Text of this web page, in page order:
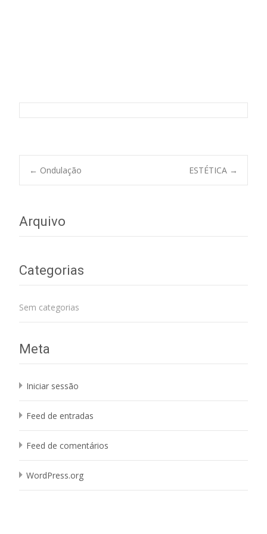
Post
← Ondulação ESTÉTICA →
Arquivo
Categorias
Sem categorias
Meta
Iniciar sessão
Feed de entradas
Feed de comentários
WordPress.org